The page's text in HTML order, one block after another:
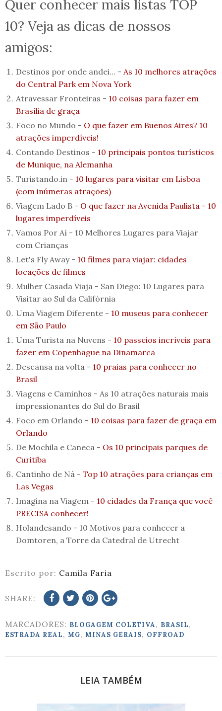
Quer conhecer mais listas TOP
10? Veja as dicas de nossos
amigos:
Destinos por onde andei... - As 10 melhores atrações
do Central Park em Nova York
Atravessar Fronteiras - 10 coisas para fazer em
Brasília de graça
Foco no Mundo - O que fazer em Buenos Aires? 10
atrações imperdíveis!
Contando Destinos - 10 principais pontos turísticos
de Munique, na Alemanha
Turistando.in - 10 lugares para visitar em Lisboa
(com inúmeras atrações)
Viagem Lado B - O que fazer na Avenida Paulista - 10
lugares imperdíveis
Vamos Por Aí - 10 Melhores Lugares para Viajar
com Crianças
Let's Fly Away - 10 filmes para viajar: cidades
locações de filmes
Mulher Casada Viaja - San Diego: 10 Lugares para
Visitar ao Sul da Califórnia
Uma Viagem Diferente - 10 museus para conhecer
em São Paulo
Uma Turista na Nuvens - 10 passeios incríveis para
fazer em Copenhague na Dinamarca
Descansa na volta - 10 praias para conhecer no
Brasil
Viagens e Caminhos - As 10 atrações naturais mais
impressionantes do Sul do Brasil
Foco em Orlando - 10 coisas para fazer de graça em
Orlando
De Mochila e Caneca - Os 10 principais parques de
Curitiba
Cantinho de Ná -Top 10 atrações para crianças em
Las Vegas
Imagina na Viagem - 10 cidades da França que você
PRECISA conhecer!
Holandesando - 10 Motivos para conhecer a
Domtoren, a Torre da Catedral de Utrecht
Escrito por: Camila Faria
SHARE:
MARCADORES: BLOGAGEM COLETIVA, BRASIL,
ESTRADA REAL, MG, MINAS GERAIS, OFFROAD
LEIA TAMBÉM